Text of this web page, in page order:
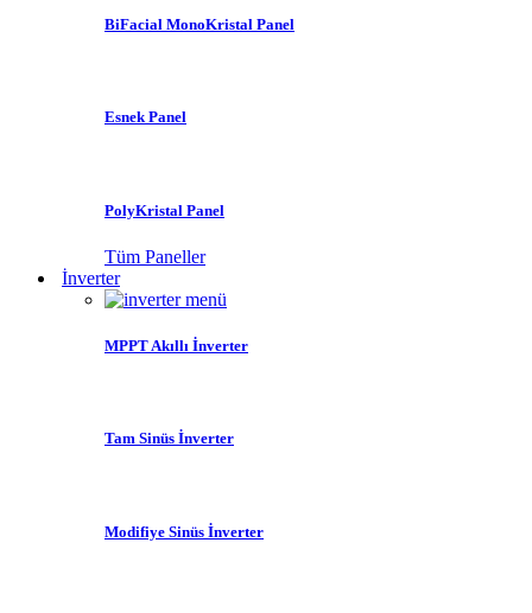
BiFacial MonoKristal Panel
Esnek Panel
PolyKristal Panel
Tüm Paneller
İnverter
MPPT Akıllı İnverter
Tam Sinüs İnverter
Modifiye Sinüs İnverter